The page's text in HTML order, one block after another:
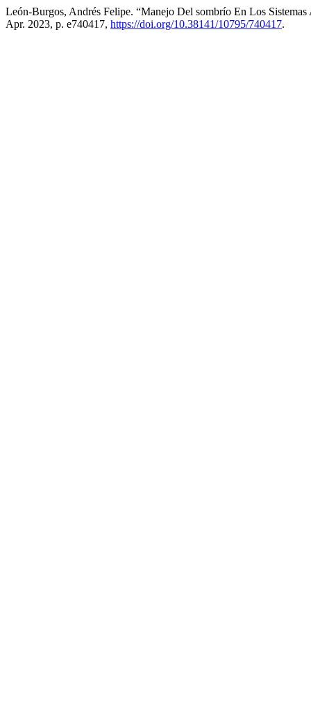
León-Burgos, Andrés Felipe. “Manejo Del sombrío En Los
Apr. 2023, p. e740417, https://doi.org/10.38141/10795/740417.